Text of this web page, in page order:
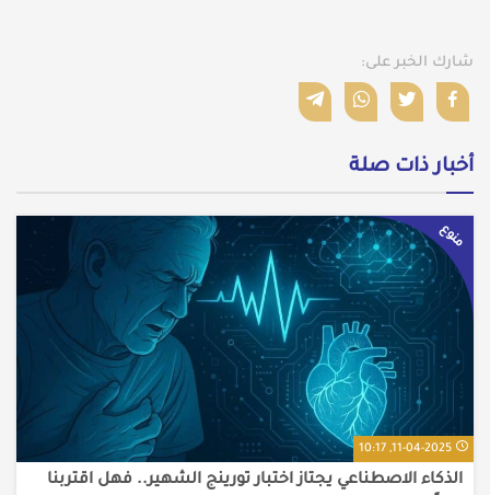
شارك الخبر على:
أخبار ذات صلة
منوع
11-04-2025, 10:17
الذكاء الاصطناعي يجتاز اختبار تورينج الشهير.. فهل اقتربنا